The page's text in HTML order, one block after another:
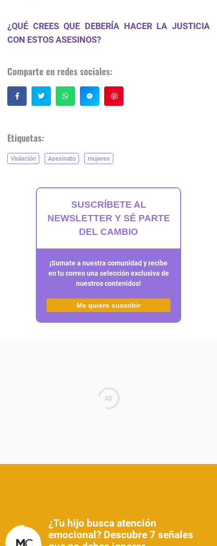
¿QUÉ CREES QUE DEBERÍA HACER LA JUSTICIA
CON ESTOS ASESINOS?
Comparte en redes sociales:
Etiquetas:
Violación Asesinato mujeres
SUSCRÍBETE AL
NEWSLETTER Y SÉ PARTE
DEL CAMBIO
¡Sumate a nuestra comunidad y recibe
en tu correo una selección exclusiva de
nuestros contenidos!
Me quiero suscribir
¿Tu hijo busca atención
emocional? Descubre 7 señales